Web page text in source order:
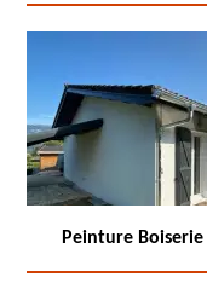
Peinture Boiserie